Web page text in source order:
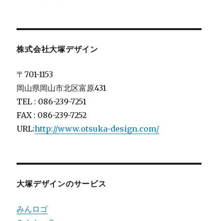
株式会社大塚デザイン
〒701-1153
岡山県岡山市北区富原431
TEL : 086-239-7251
FAX : 086-239-7252
URL:http://www.otsuka-design.com/
大塚デザインのサービス
みんロゴ